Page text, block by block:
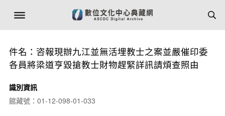
件名：咨報現辦九江並無活埋教士之案並嚴催印委
各員將梁道亨毀搶教士財物趕緊詳訊請煩查照由
識別資訊
館藏號：01-12-098-01-033